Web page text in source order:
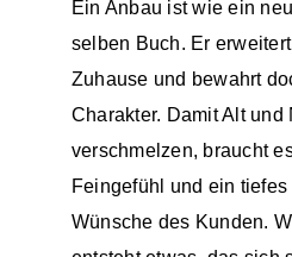
Ein Anbau ist wie ein
selben Buch. Er
Zuhause und bewahrt
Charakter. Damit Alt und
verschmelzen, braucht
Feingefühl und ein
Wünsche des Kunden.